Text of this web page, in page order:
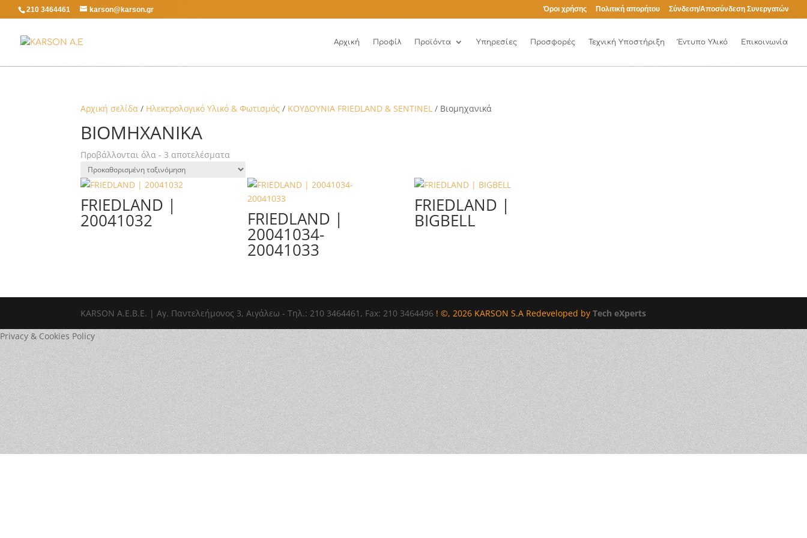
210 3464461 karson@karson.gr Όροι χρήσης Πολιτική απορήτου Σύνδεση/Αποσύνδεση Συνεργατών
Αρχική Προφίλ Προϊόντα Υπηρεσίες Προσφορές Τεχνική Υποστήριξη Έντυπο Υλικό Επικοινωνία
Αρχική σελίδα / Ηλεκτρολογικό Υλικό & Φωτισμός / ΚΟΥΔΟΥΝΙΑ FRIEDLAND & SENTINEL / Βιομηχανικά
ΒΙΟΜΗΧΑΝΙΚΆ
Προβάλλονται όλα - 3 αποτελέσματα
FRIEDLAND |
20041032 FRIEDLAND |
20041034-
20041033
FRIEDLAND |
BIGBELL
ΚΑRSOΝ Α.E.B.E. | Αγ. Παντελεήμονος 3, Αιγάλεω - Τηλ.: 210 3464461, Fax: 210 3464496 ! ©, 2026 KARSON S.A Redeveloped byTech eXperts
Privacy & Cookies Policy